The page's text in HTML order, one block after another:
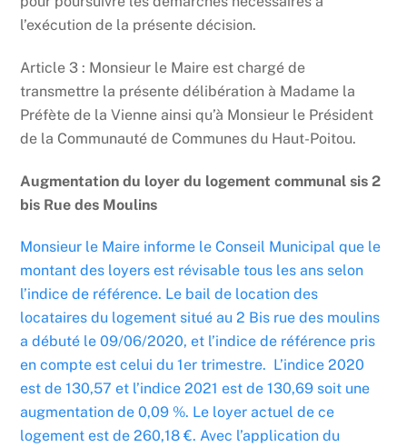
l’exécution de la présente décision.
Article 3 : Monsieur le Maire est chargé de
transmettre la présente délibération à Madame la
Préfète de la Vienne ainsi qu’à Monsieur le Président
de la Communauté de Communes du Haut-Poitou.
Augmentation du loyer du logement communal sis 2
bis Rue des Moulins
Monsieur le Maire informe le Conseil Municipal que le
montant des loyers est révisable tous les ans selon
l’indice de référence. Le bail de location des
locataires du logement situé au 2 Bis rue des moulins
a débuté le 09/06/2020, et l’indice de référence pris
en compte est celui du 1er trimestre. L’indice 2020
est de 130,57 et l’indice 2021 est de 130,69 soit une
augmentation de 0,09 %. Le loyer actuel de ce
logement est de 260,18 €. Avec l’application du